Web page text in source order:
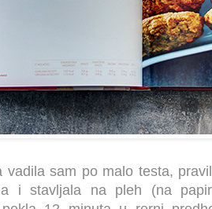
vadila sam po malo testa,
i stavljala na pleh (na